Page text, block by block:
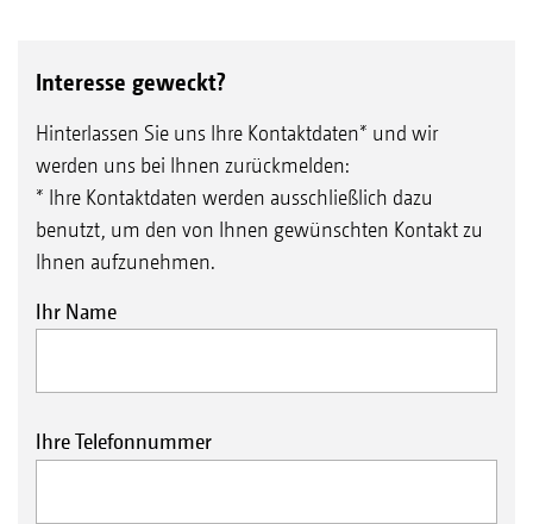
Interesse geweckt?
Hinterlassen Sie uns Ihre Kontaktdaten* und wir
werden uns bei Ihnen zurückmelden:
* Ihre Kontaktdaten werden ausschließlich dazu
benutzt, um den von Ihnen gewünschten Kontakt zu
Ihnen aufzunehmen.
Ihr Name
Ihre Telefonnummer